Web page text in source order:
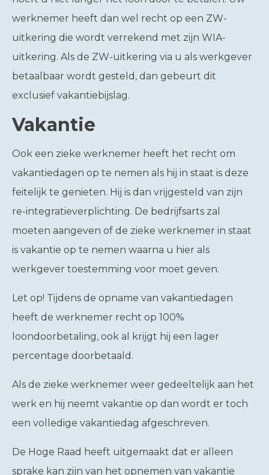
werknemer heeft dan wel recht op een ZW-
uitkering die wordt verrekend met zijn WIA-
uitkering. Als de ZW-uitkering via u als werkgever
betaalbaar wordt gesteld, dan gebeurt dit
exclusief vakantiebijslag.
Vakantie
Ook een zieke werknemer heeft het recht om
vakantiedagen op te nemen als hij in staat is deze
feitelijk te genieten. Hij is dan vrijgesteld van zijn
re-integratieverplichting. De bedrijfsarts zal
moeten aangeven of de zieke werknemer in staat
is vakantie op te nemen waarna u hier als
werkgever toestemming voor moet geven.
Let op! Tijdens de opname van vakantiedagen
heeft de werknemer recht op 100%
loondoorbetaling, ook al krijgt hij een lager
percentage doorbetaald.
Als de zieke werknemer weer gedeeltelijk aan het
werk en hij neemt vakantie op dan wordt er toch
een volledige vakantiedag afgeschreven.
De Hoge Raad heeft uitgemaakt dat er alleen
sprake kan zijn van het opnemen van vakantie